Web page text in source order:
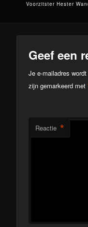
Voorzitster Hester
Geef een
Je e-mailadres
zijn gemarkeerd met
Reactie *